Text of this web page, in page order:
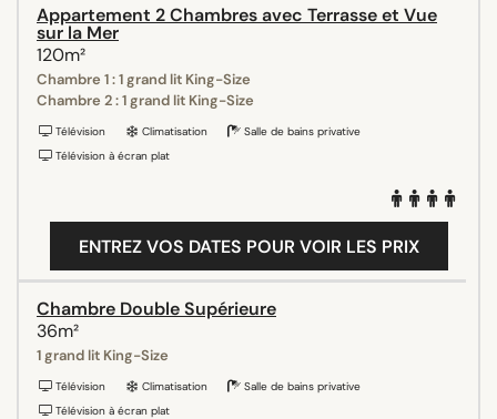
Appartement 2 Chambres avec Terrasse et Vue
sur la Mer
120m²
Chambre 1 : 1 grand lit King-Size
Chambre 2 : 1 grand lit King-Size
Télévision Climatisation
Salle de bains privative
Télévision à écran plat
ENTREZ VOS DATES POUR VOIR LES PRIX
Chambre Double Supérieure
36m²
1 grand lit King-Size
Télévision Climatisation
Salle de bains privative
Télévision à écran plat